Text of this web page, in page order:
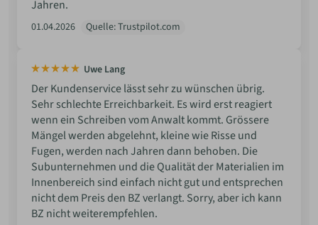
Jahren.
01.04.2026 Quelle: Trustpilot.com
Uwe Lang
Der Kundenservice lässt sehr zu wünschen übrig.
Sehr schlechte Erreichbarkeit. Es wird erst reagiert
wenn ein Schreiben vom Anwalt kommt. Grössere
Mängel werden abgelehnt, kleine wie Risse und
Fugen, werden nach Jahren dann behoben. Die
Subunternehmen und die Qualität der Materialien im
Innenbereich sind einfach nicht gut und entsprechen
nicht dem Preis den BZ verlangt. Sorry, aber ich kann
BZ nicht weiterempfehlen.